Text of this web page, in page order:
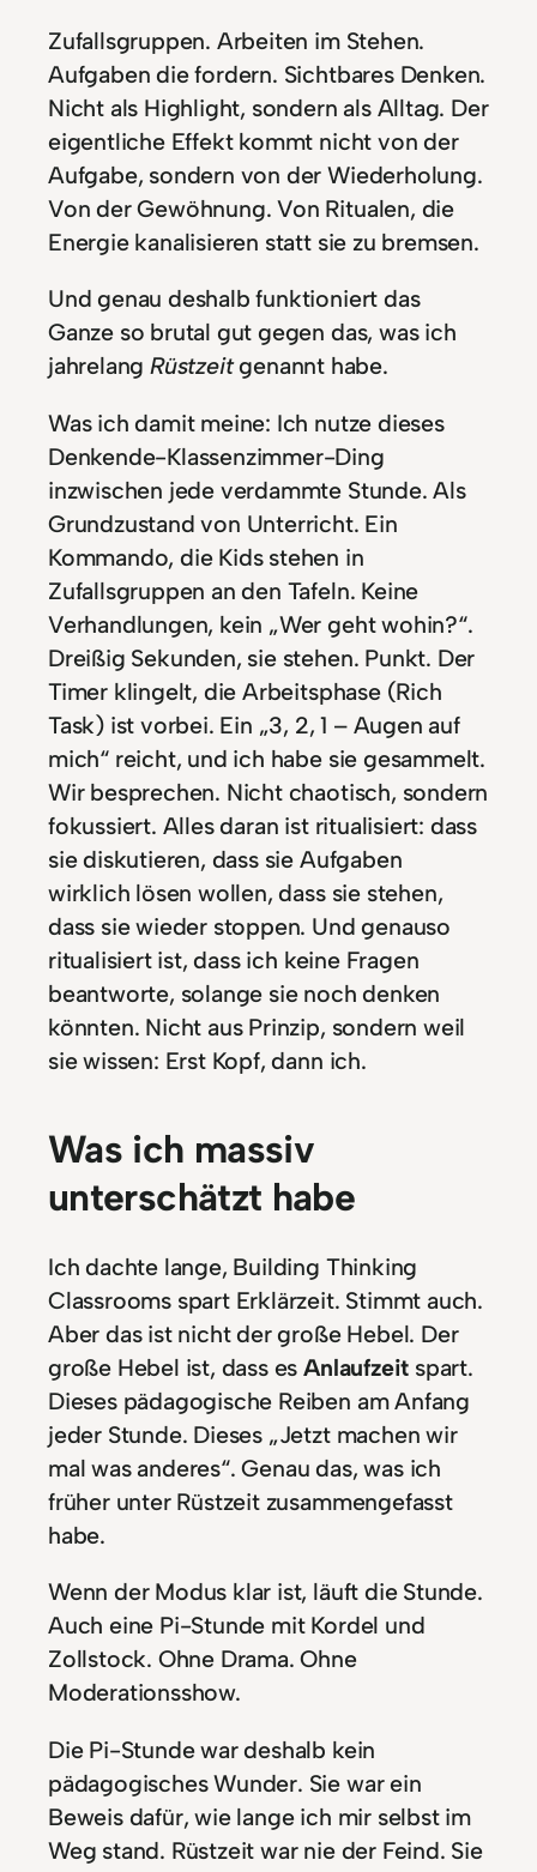
Zufallsgruppen. Arbeiten im Stehen.
Aufgaben die fordern. Sichtbares Denken.
Nicht als Highlight, sondern als Alltag. Der
eigentliche Effekt kommt nicht von der
Aufgabe, sondern von der Wiederholung.
Von der Gewöhnung. Von Ritualen, die
Energie kanalisieren statt sie zu bremsen.
Und genau deshalb funktioniert das
Ganze so brutal gut gegen das, was ich
jahrelangRüstzeitgenannt habe.
Was ich damit meine: Ich nutze dieses
Denkende-Klassenzimmer-Ding
inzwischen jede verdammte Stunde. Als
Grundzustand von Unterricht. Ein
Kommando, die Kids stehen in
Zufallsgruppen an den Tafeln. Keine
Verhandlungen, kein „Wer geht wohin?“.
Dreißig Sekunden, sie stehen. Punkt. Der
Timer klingelt, die Arbeitsphase (Rich
Task) ist vorbei. Ein „3, 2, 1 – Augen auf
mich“ reicht, und ich habe sie gesammelt.
Wir besprechen. Nicht chaotisch, sondern
fokussiert. Alles daran ist ritualisiert: dass
sie diskutieren, dass sie Aufgaben
wirklich lösen wollen, dass sie stehen,
dass sie wieder stoppen. Und genauso
ritualisiert ist, dass ich keine Fragen
beantworte, solange sie noch denken
könnten. Nicht aus Prinzip, sondern weil
sie wissen: Erst Kopf, dann ich.
Was ich massiv
unterschätzt habe
Ich dachte lange, Building Thinking
Classrooms spart Erklärzeit. Stimmt auch.
Aber das ist nicht der große Hebel. Der
große Hebel ist, dass esAnlaufzeit spart.
Dieses pädagogische Reiben am Anfang
jeder Stunde. Dieses „Jetzt machen wir
mal was anderes“. Genau das, was ich
früher unter Rüstzeit zusammengefasst
habe.
Wenn der Modus klar ist, läuft die Stunde.
Auch eine Pi-Stunde mit Kordel und
Zollstock. Ohne Drama. Ohne
Moderationsshow.
Die Pi-Stunde war deshalb kein
pädagogisches Wunder. Sie war ein
Beweis dafür, wie lange ich mir selbst im
Weg stand. Rüstzeit war nie der Feind. Sie